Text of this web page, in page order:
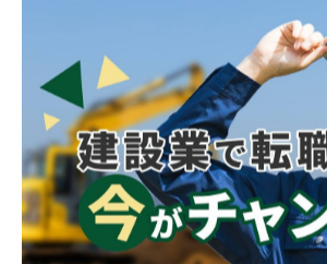
向をタイムリーに届けてくれるからで
業界の専門ニュースアプリをインス
ャンルを選択しておけば、現場に直
にキャッチアップできます。これによ
でも確実に業界の動向を把握でき、自
や業務改善にも役立ちます。
建設業界の動向をアプリ通知で素早